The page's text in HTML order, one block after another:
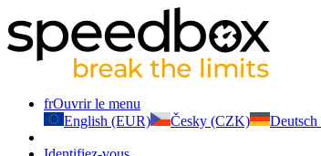
frOuvrir le menu
English (EUR)
Česky (CZK)